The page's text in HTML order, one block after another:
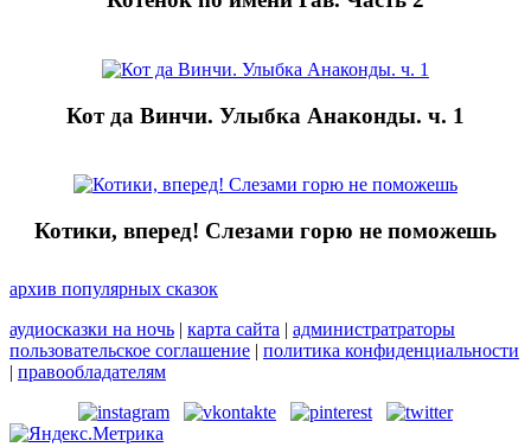
Кот да Винчи. Улыбка Анаконды. ч. 1
Котики, вперед! Слезами горю не поможешь
архив популярных сказок
аудиосказки на ночь | карта сайта | администратраторы
пользовательское соглашение | политика конфиденциальности
| правообладателям